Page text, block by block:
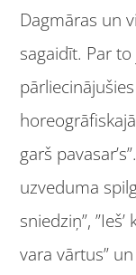
Dagmāras un
sagaidīt. Par
garš
uzveduma
sniedziņ”,
vara vārtus”